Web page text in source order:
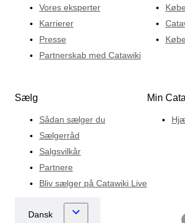
Vores eksperter
Karrierer
Presse
Partnerskab med Catawiki
Sælg
Sådan sælger du
Sælgerråd
Salgsvilkår
Partnere
Bliv sælger på Catawiki Live
Min